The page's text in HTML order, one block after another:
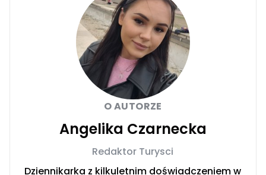
O AUTORZE
Angelika Czarnecka
Redaktor Turysci
Dziennikarka z kilkuletnim doświadczeniem w